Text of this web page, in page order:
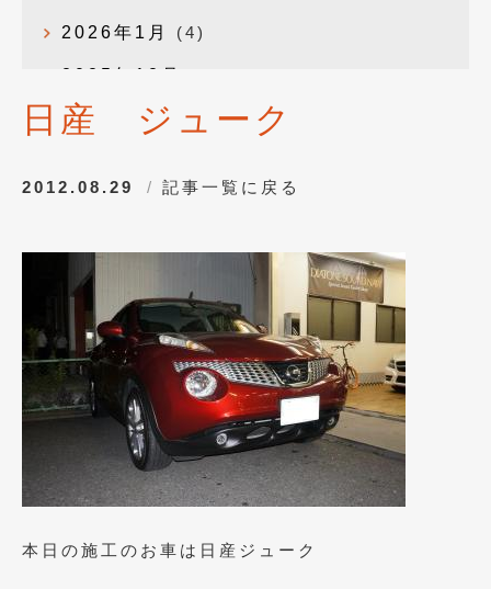
2026年1月 (4)
2025年12月
2025年10月 (1)
2024年7月 (1)
2024年6月(1)
2024年4月 (1)
2024年1月 (1)
2023年12月(2)
2023年11月(1)
2023年10月(2)
日産 ジューク
2012.08.29 記事一覧に戻る
本日の施工のお車は日産ジューク